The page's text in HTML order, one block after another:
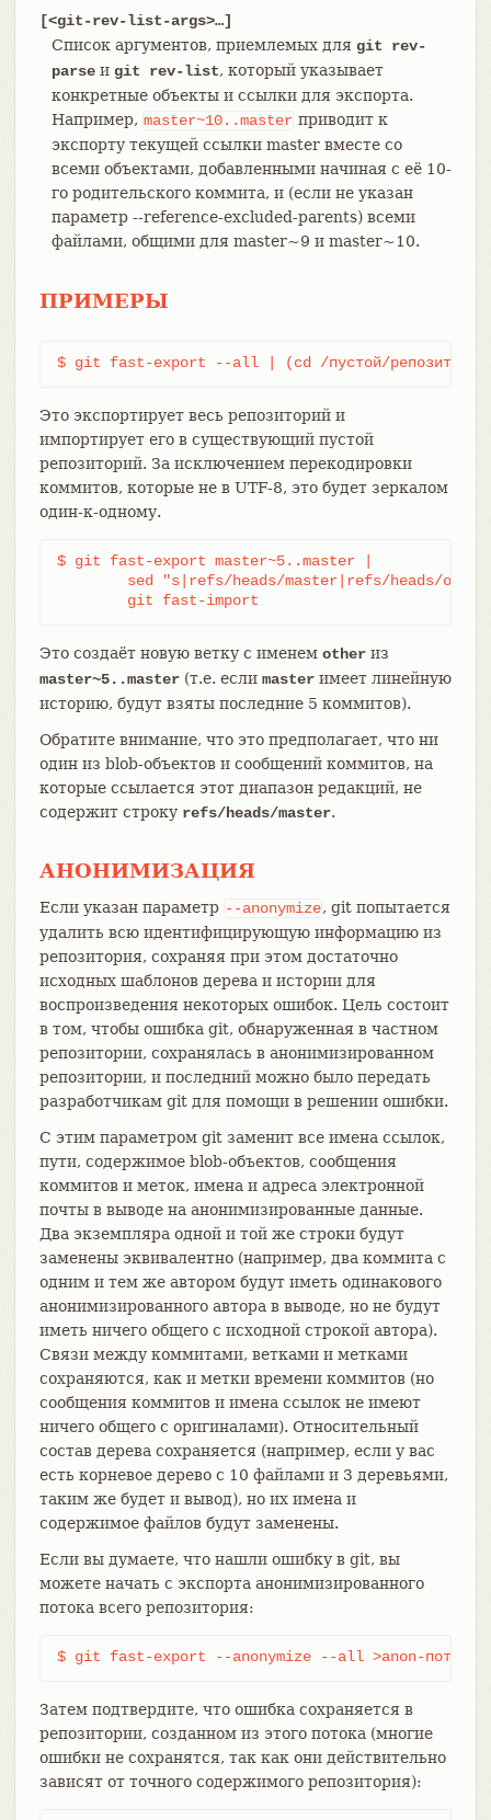
[<git-rev-list-args>…​]
Список аргументов, приемлемых для git rev-
parseи git rev-list, который указывает
конкретные объекты и ссылки для экспорта.
Например, master~10..master приводит к
экспорту текущей ссылки master вместе со
всеми объектами, добавленными начиная с её 10-
го родительского коммита, и (если не указан
параметр --reference-excluded-parents) всеми
файлами, общими для master~9 и master~10.
ПРИМЕРЫ
$ git fast-export --all | (cd /пустой/
Это экспортирует весь репозиторий и
импортирует его в существующий пустой
репозиторий. За исключением перекодировки
коммитов, которые не в UTF-8, это будет зеркалом
один-к-одному.
$ git fast-export master~5..master |
	git fast-import
Это создаёт новую ветку с именем otherиз
master~5..master(т.е. если masterимеет линейную
историю, будут взяты последние 5 коммитов).
Обратите внимание, что это предполагает, что ни
один из blob-объектов и сообщений коммитов, на
которые ссылается этот диапазон редакций, не
содержит строку refs/heads/master.
АНОНИМИЗАЦИЯ
Если указан параметр --anonymize, git попытается
удалить всю идентифицирующую информацию из
репозитория, сохраняя при этом достаточно
исходных шаблонов дерева и истории для
воспроизведения некоторых ошибок. Цель состоит
в том, чтобы ошибка git, обнаруженная в частном
репозитории, сохранялась в анонимизированном
репозитории, и последний можно было передать
разработчикам git для помощи в решении ошибки.
С этим параметром git заменит все имена ссылок,
пути, содержимое blob-объектов, сообщения
коммитов и меток, имена и адреса электронной
почты в выводе на анонимизированные данные.
Два экземпляра одной и той же строки будут
заменены эквивалентно (например, два коммита с
одним и тем же автором будут иметь одинакового
анонимизированного автора в выводе, но не будут
иметь ничего общего с исходной строкой автора).
Связи между коммитами, ветками и метками
сохраняются, как и метки времени коммитов (но
сообщения коммитов и имена ссылок не имеют
ничего общего с оригиналами). Относительный
состав дерева сохраняется (например, если у вас
есть корневое дерево с 10 файлами и 3 деревьями,
таким же будет и вывод), но их имена и
содержимое файлов будут заменены.
Если вы думаете, что нашли ошибку в git, вы
можете начать с экспорта анонимизированного
потока всего репозитория:
$ git fast-export --anonymize --all >anon-поток
Затем подтвердите, что ошибка сохраняется в
репозитории, созданном из этого потока (многие
ошибки не сохранятся, так как они действительно
зависят от точного содержимого репозитория):